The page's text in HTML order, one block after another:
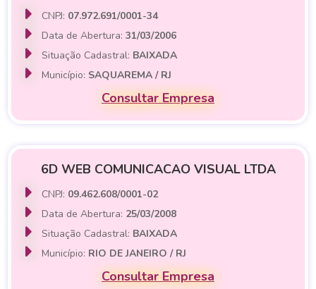
CNPJ: 07.972.691/0001-34
Data de Abertura:31/03/2006
Situação Cadastral: BAIXADA
Município: SAQUAREMA / RJ
Consultar Empresa
6D WEB COMUNICACAO VISUAL LTDA
CNPJ: 09.462.608/0001-02
Data de Abertura: 25/03/2008
Situação Cadastral: BAIXADA
Município: RIO DE JANEIRO / RJ
Consultar Empresa